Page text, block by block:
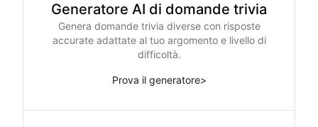
Generatore AI di domande trivia
Genera domande trivia diverse con risposte
accurate adattate al tuo argomento e livello di
difficoltà.
Prova il generatore>